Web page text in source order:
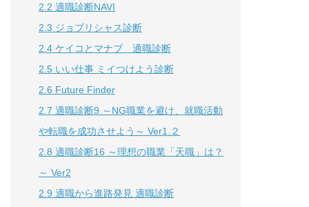
2.2 適職診断NAVI
2.3 ジョブリシャス診断
2.4 ケイコとマナブ 適職診断
2.5 いい仕事 ミイつけよう診断
2.6 Future Finder
2.7 適職診断9 ～NG職業を避け、就職活動
や転職を成功させよう～ Ver1.２
2.8 適職診断16 ～理想の職業「天職」は？
～ Ver2
2.9 適職から進路発見 適職診断